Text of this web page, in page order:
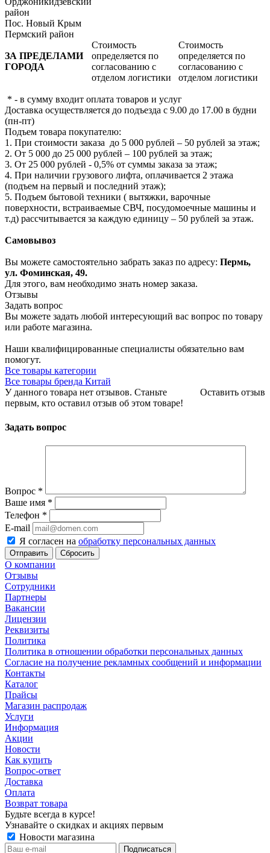
район
Пос. Новый Крым
Пермский район
ЗА ПРЕДЕЛАМИ
ГОРОДА
Стоимость
определяется по
согласованию с
отделом логистики
Стоимость
определяется по
согласованию с
отделом логистики
* - в сумму входит оплата товаров и услуг
Доставка осуществляется до подъезда с 9.00 до 17.00 в будни
(пн-пт)
Подъем товара покупателю:
1. При стоимости заказа до 5 000 рублей – 50 рублей за этаж;
2. От 5 000 до 25 000 рублей – 100 рублей за этаж;
3. От 25 000 рублей - 0,5% от суммы заказа за этаж;
4. При наличии грузового лифта, оплачивается 2 этажа
(подъем на первый и последний этаж);
5. Подъем бытовой техники ( вытяжки, варочные
поверхности, встраиваемые СВЧ, посудомоечные машины и
т.д) рассчитывается за каждую единицу – 50 рублей за этаж.
Самовывоз
Вы можете самостоятельно забрать заказ по адресу: Пермь,
ул. Фоминская, 49.
Для этого, вам необходимо знать номер заказа.
Отзывы
Задать вопрос
Вы можете задать любой интересующий вас вопрос по товару
или работе магазина.
Наши квалифицированные специалисты обязательно вам
помогут.
Все товары категории
Все товары бренда Китай
Оставить отзыв
У данного товара нет отзывов. Станьте
первым, кто оставил отзыв об этом товаре!
Задать вопрос
Вопрос *
Ваше имя *
Телефон *
E-mail
Я согласен на обработку персональных данных
Сбросить
О компании
Отзывы
Сотрудники
Партнеры
Вакансии
Лицензии
Реквизиты
Политика
Политика в отношении обработки персональных данных
Согласие на получение рекламных сообщений и информации
Контакты
Каталог
Прайсы
Магазин распродаж
Услуги
Информация
Акции
Новости
Как купить
Вопрос-ответ
Доставка
Оплата
Возврат товара
Будьте всегда в курсе!
Узнавайте о скидках и акциях первым
Новости магазина